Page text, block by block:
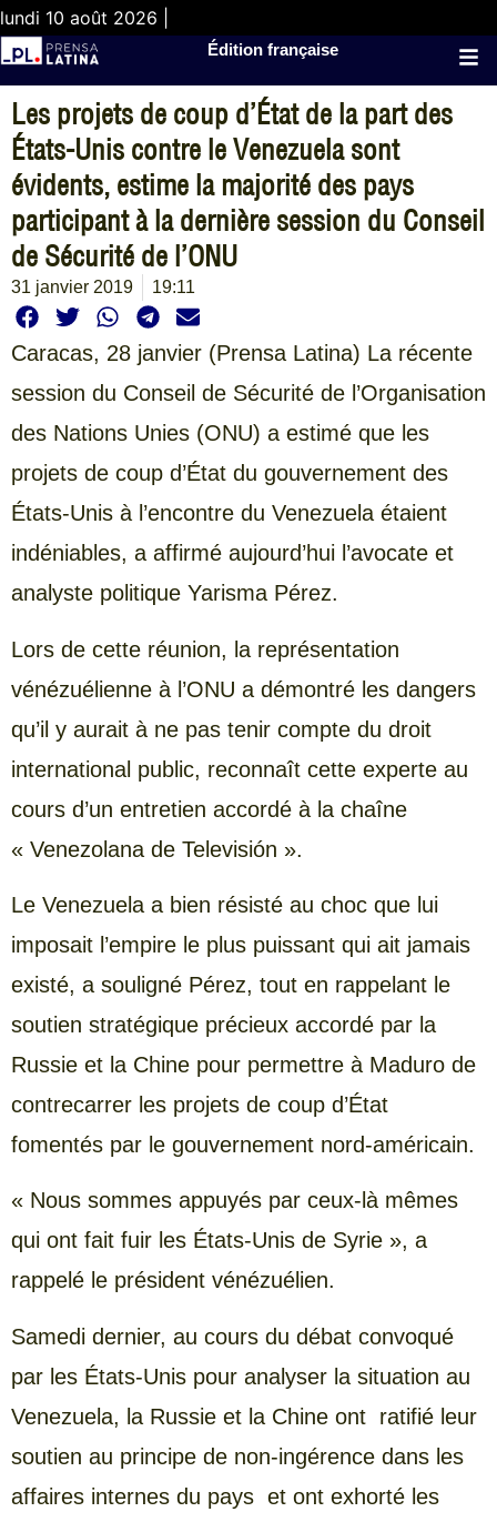
lundi 10 août 2026 |
Édition française
Les projets de coup d’État de la part des
États-Unis contre le Venezuela sont
évidents, estime la majorité des pays
participant à la dernière session du Conseil
de Sécurité de l’ONU
31 janvier 2019 19:11
Caracas, 28 janvier (Prensa Latina) La récente
session du Conseil de Sécurité de l’Organisation
des Nations Unies (ONU) a estimé que les
projets de coup d’État du gouvernement des
États-Unis à l’encontre du Venezuela étaient
indéniables, a affirmé aujourd’hui l’avocate et
analyste politique Yarisma Pérez.
Lors de cette réunion, la représentation
vénézuélienne à l’ONU a démontré les dangers
qu’il y aurait à ne pas tenir compte du droit
international public, reconnaît cette experte au
cours d’un entretien accordé à la chaîne
« Venezolana de Televisión ».
Le Venezuela a bien résisté au choc que lui
imposait l’empire le plus puissant qui ait jamais
existé, a souligné Pérez, tout en rappelant le
soutien stratégique précieux accordé par la
Russie et la Chine pour permettre à Maduro de
contrecarrer les projets de coup d’État
fomentés par le gouvernement nord-américain.
« Nous sommes appuyés par ceux-là mêmes
qui ont fait fuir les États-Unis de Syrie », a
rappelé le président vénézuélien.
Samedi dernier, au cours du débat convoqué
par les États-Unis pour analyser la situation au
Venezuela, la Russie et la Chine ont ratifié leur
soutien au principe de non-ingérence dans les
affaires internes du pays et ont exhorté les